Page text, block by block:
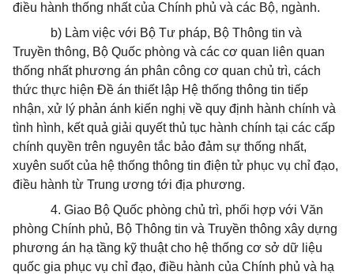
điều hành thống nhất của Chính phủ và các Bộ, ngành.
b) Làm việc với Bộ Tư pháp, Bộ Thông tin và
Truyền thông, Bộ Quốc phòng và các cơ quan liên quan
thống nhất phương án phân công cơ quan chủ trì, cách
thức thực hiện Đề án thiết lập Hệ thống thông tin tiếp
nhận, xử lý phản ánh kiến nghị về quy định hành chính và
tình hình, kết quả giải quyết thủ tục hành chính tại các cấp
chính quyền trên nguyên tắc bảo đảm sự thống nhất,
xuyên suốt của hệ thống thông tin điện tử phục vụ chỉ đạo,
điều hành từ Trung ương tới địa phương.
4. Giao Bộ Quốc phòng chủ trì, phối hợp với Văn
phòng Chính phủ, Bộ Thông tin và Truyền thông xây dựng
phương án hạ tầng kỹ thuật cho hệ thống cơ sở dữ liệu
quốc gia phục vụ chỉ đạo, điều hành của Chính phủ và hạ